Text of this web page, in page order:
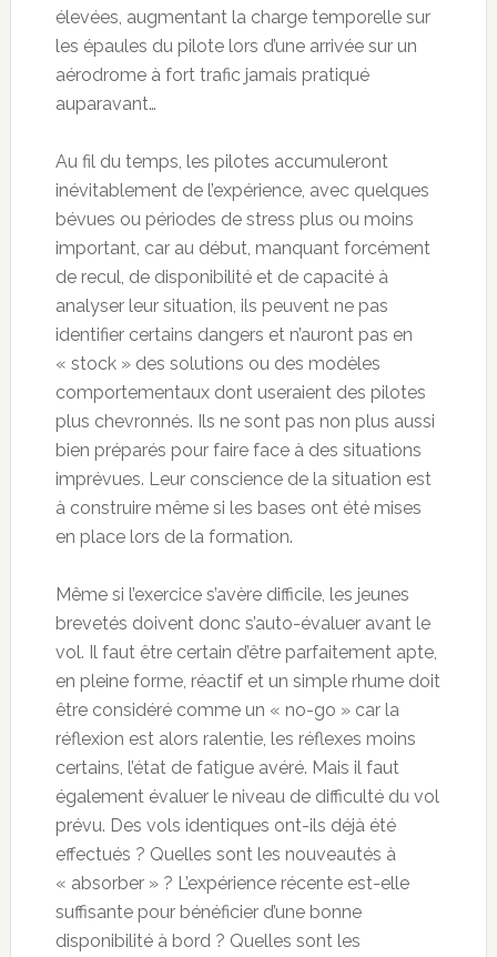
élevées, augmentant la charge temporelle sur
les épaules du pilote lors d’une arrivée sur un
aérodrome à fort trafic jamais pratiqué
auparavant…
Au fil du temps, les pilotes accumuleront
inévitablement de l’expérience, avec quelques
bévues ou périodes de stress plus ou moins
important, car au début, manquant forcément
de recul, de disponibilité et de capacité à
analyser leur situation, ils peuvent ne pas
identifier certains dangers et n’auront pas en
« stock » des solutions ou des modèles
comportementaux dont useraient des pilotes
plus chevronnés. Ils ne sont pas non plus aussi
bien préparés pour faire face à des situations
imprévues. Leur conscience de la situation est
à construire même si les bases ont été mises
en place lors de la formation.
Même si l’exercice s’avère difficile, les jeunes
brevetés doivent donc s’auto-évaluer avant le
vol. Il faut être certain d’être parfaitement apte,
en pleine forme, réactif et un simple rhume doit
être considéré comme un « no-go » car la
réflexion est alors ralentie, les réflexes moins
certains, l’état de fatigue avéré. Mais il faut
également évaluer le niveau de difficulté du vol
prévu. Des vols identiques ont-ils déjà été
effectués ? Quelles sont les nouveautés à
« absorber » ? L’expérience récente est-elle
suffisante pour bénéficier d’une bonne
disponibilité à bord ? Quelles sont les